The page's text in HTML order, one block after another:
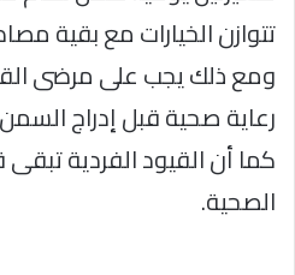
تتوازن الخيارات مع بقية
ومع ذلك يجب على مرضى
رعاية صحية قبل إدراج
كما أن القيود الفردية
الصحية.